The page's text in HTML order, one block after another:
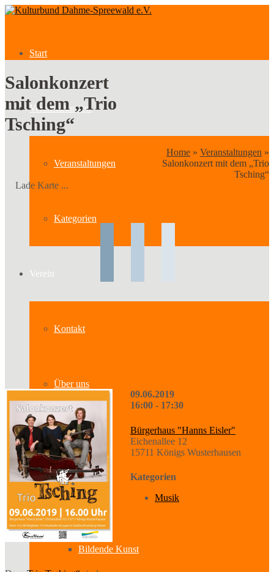
Start
Veranstaltungen
Veranstaltungen
Kategorien
Verein
Kontakt
Über uns
Geschichte
Sparten
Bildende Kunst
Salonkonzert
mit dem „Trio
Tsching“
Home » Veranstaltungen »
Salonkonzert mit dem „Trio
Tsching“
Lade Karte ...
09.06.2019
16:00 - 17:30
Bürgerhaus "Hanns Eisler"
Eichenallee 12
15711 Königs Wusterhausen
Kategorien
Musik